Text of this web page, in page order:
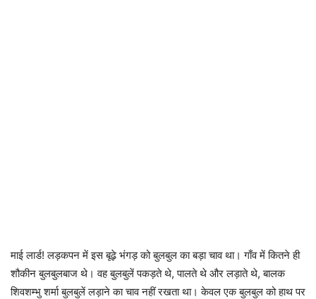
माई लार्ड! लड़कपन में इस बूढ़े भंगड़ को बुलबुल का बड़ा चाव था। गाँव में कितने ही
शौकीन बुलबुलबाज थे। वह बुलबुलें पकड़ते थे, पालते थे और लड़ाते थे, बालक
शिवशम्भु शर्मा बुलबुलें लड़ाने का चाव नहीं रखता था। केवल एक बुलबुल को हाथ पर